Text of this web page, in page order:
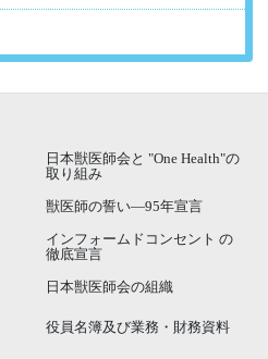
日本獣医師会と "One Health"の
取り組み
獣医師の誓い―95年宣言
インフォームドコンセント の
徹底宣言
日本獣医師会の組織
役員名簿及び業務・財務資料